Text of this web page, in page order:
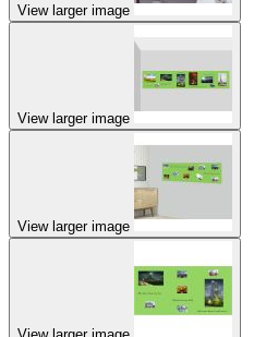
View larger image
View larger image
View larger image